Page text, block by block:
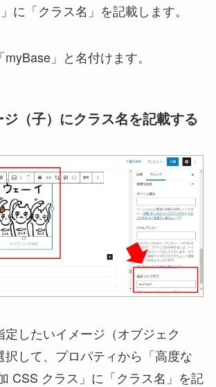
に「クラス名」を記載します。
」と名付けます。
（子）にクラス名を記載する
定したいイメージ（オブジェク
択して、プロパティから「高度な
CSS クラス」に「クラス名」を記